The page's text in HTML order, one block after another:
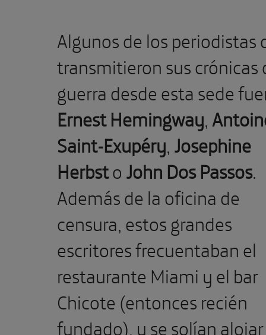
Algunos de los periodistas
transmitieron sus crónicas
guerra desde esta sede
Ernest Hemingway,
Saint-Exupéry,Josephine
HerbstoJohn Dos Passos.
Además de la oficina de
censura, estos grandes
escritores frecuentaban el
restaurante Miami y el bar
Chicote (entonces recién
fundado), y se solían